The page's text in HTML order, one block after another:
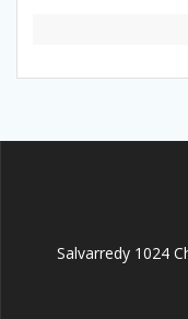
Salvarredy 1024